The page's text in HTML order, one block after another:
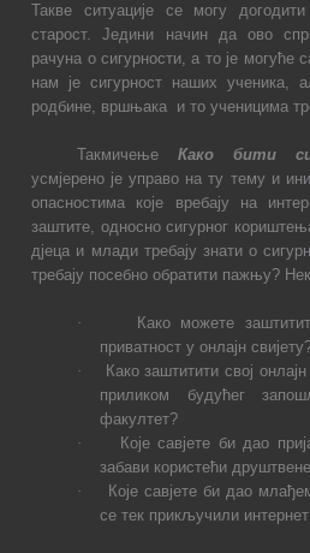
Такве ситуације се могу
старост. Једини начин да ово
рачуна о сигурности, а то је могуће
нам је сигурност наших ученика,
родбине, вршњака и то ученицима
Такмичење Како бити
усмјерено је управо на ту тему и
опасностима које вребају на
заштите, односно сигурног
дјеца и млади требају знати о
требају посебно обратити пажњу?
·
Како можете
приватност у онлајн
·
Како заштитити свој
приликом будућег
факултет?
·
Које савјете би дао
забави користећи
·
Које савјете би дао
се тек прикључили интернет